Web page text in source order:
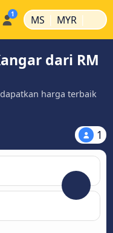
MS | MYR |
dari RM
harga terbaik
1